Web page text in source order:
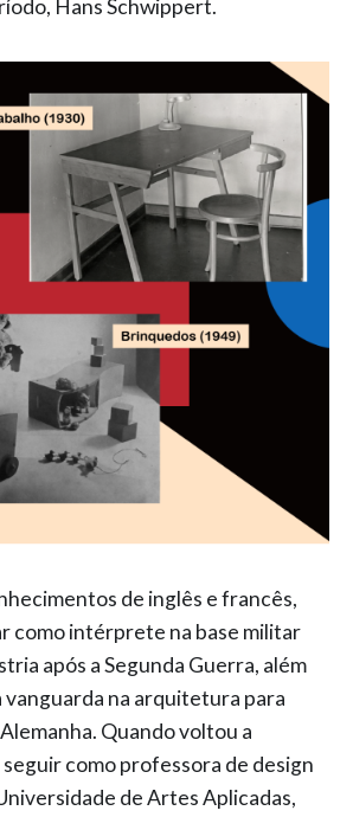
Hans Schwippert.
de inglês e francês,
como intérprete na base militar
após a Segunda Guerra, além
vanguarda na arquitetura para
Quando voltou a
como professora de design
de Artes Aplicadas,